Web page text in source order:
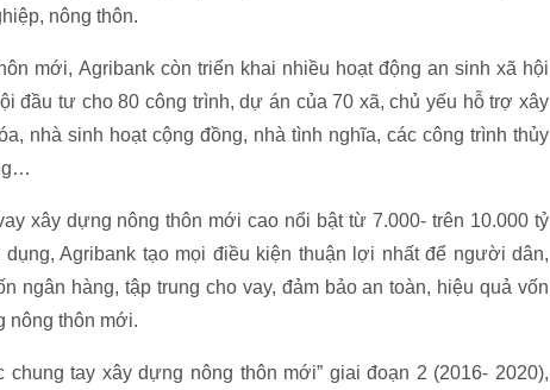
nông thôn.
mới, Agribank còn triển khai nhiều hoạt động an sinh xã hội
đầu tư cho 80 công trình, dự án của 70 xã, chủ yếu hỗ trợ xây
nhà sinh hoạt cộng đồng, nhà tình nghĩa, các công trình thủy
xây dựng nông thôn mới cao nổi bật từ 7.000- trên 10.000 tỷ
Agribank tạo mọi điều kiện thuận lợi nhất để người dân,
ngân hàng, tập trung cho vay, đảm bảo an toàn, hiệu quả vốn
nông thôn mới.
tay xây dựng nông thôn mới” giai đoạn 2 (2016- 2020),